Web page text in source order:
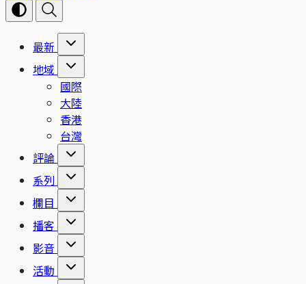
最新
地域
國際
大陸
香港
台灣
評論
系列
欄目
播客
影音
活動